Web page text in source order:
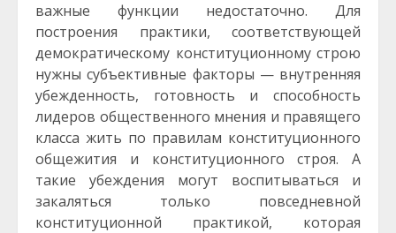
важные функции недостаточно. Для
построения практики, соответствующей
демократическому конституционному строю
нужны субъективные факторы — внутренняя
убежденность, готовность и способность
лидеров общественного мнения и правящего
класса жить по правилам конституционного
общежития и конституционного строя. А
такие убеждения могут воспитываться и
закаляться только повседневной
конституционной практикой, которая